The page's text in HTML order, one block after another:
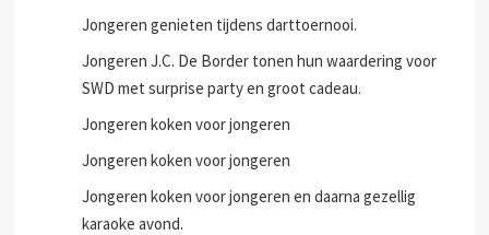
Jongeren genieten tijdens darttoernooi.
Jongeren J.C. De Border tonen hun waardering voor
SWD met surprise party en groot cadeau.
Jongeren koken voor jongeren
Jongeren koken voor jongeren
Jongeren koken voor jongeren en daarna gezellig
karaoke avond.